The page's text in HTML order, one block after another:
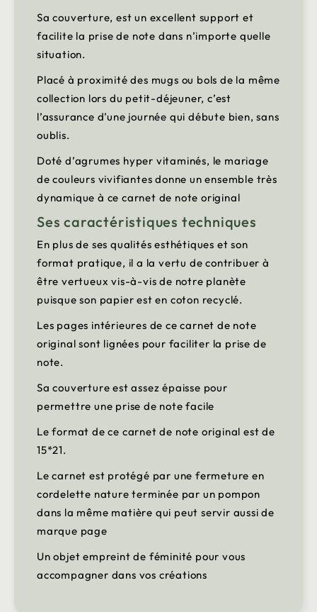
Sa couverture, est un excellent support et
facilite la prise de note dans n’importe quelle
situation.
Placé à proximité des mugs ou bols de la même
collection lors du petit-déjeuner, c’est
l’assurance d’une journée qui débute bien, sans
oublis.
Doté d’agrumes hyper vitaminés, le mariage
de couleurs vivifiantes donne un ensemble très
dynamique à ce carnet de note original
Ses caractéristiques techniques
En plus de ses qualités esthétiques et son
format pratique, il a la vertu de contribuer à
être vertueux vis-à-vis de notre planète
puisque son papier est en coton recyclé.
Les pages intérieures de ce carnet de note
original sont lignées pour faciliter la prise de
note.
Sa couverture est assez épaisse pour
permettre une prise de note facile
Le format de ce carnet de note original est de
15*21.
Le carnet est protégé par une fermeture en
cordelette nature terminée par un pompon
dans la même matière qui peut servir aussi de
marque page
Un objet empreint de féminité pour vous
accompagner dans vos créations